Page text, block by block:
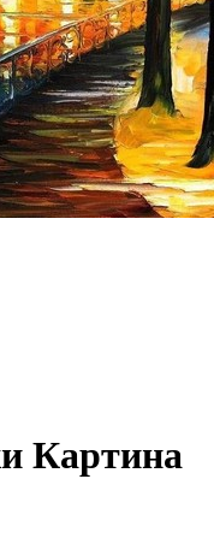
Картина